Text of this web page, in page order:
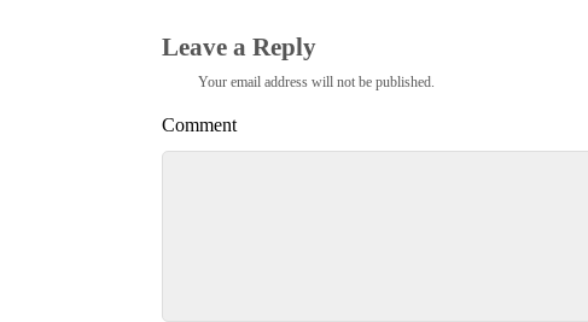
Leave a Reply
Your email address will not be published.
Comment